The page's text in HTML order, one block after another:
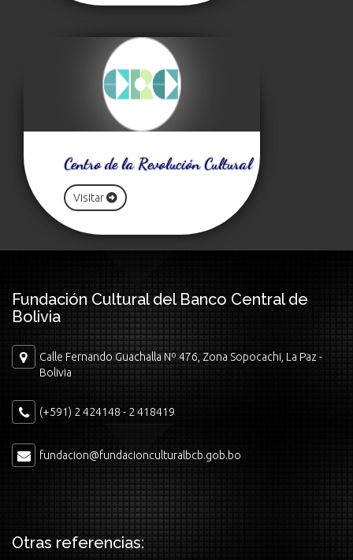
Centro de la Revolución Cultural
Visitar
Fundación Cultural del Banco Central de
Bolivia
Calle Fernando Guachalla Nº 476, Zona Sopocachi, La Paz -
Bolivia
(+591) 2 424148 - 2 418419
fundacion@fundacionculturalbcb.gob.bo
Otras referencias: